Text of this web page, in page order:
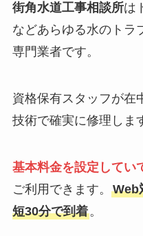
街角水道工事相談所は
などあらゆる水のトラ
専門業者です。
資格保有スタッフが在
技術で確実に修理しま
基本料金を設定してい
ご利用できます。 Web
短30分で到着。